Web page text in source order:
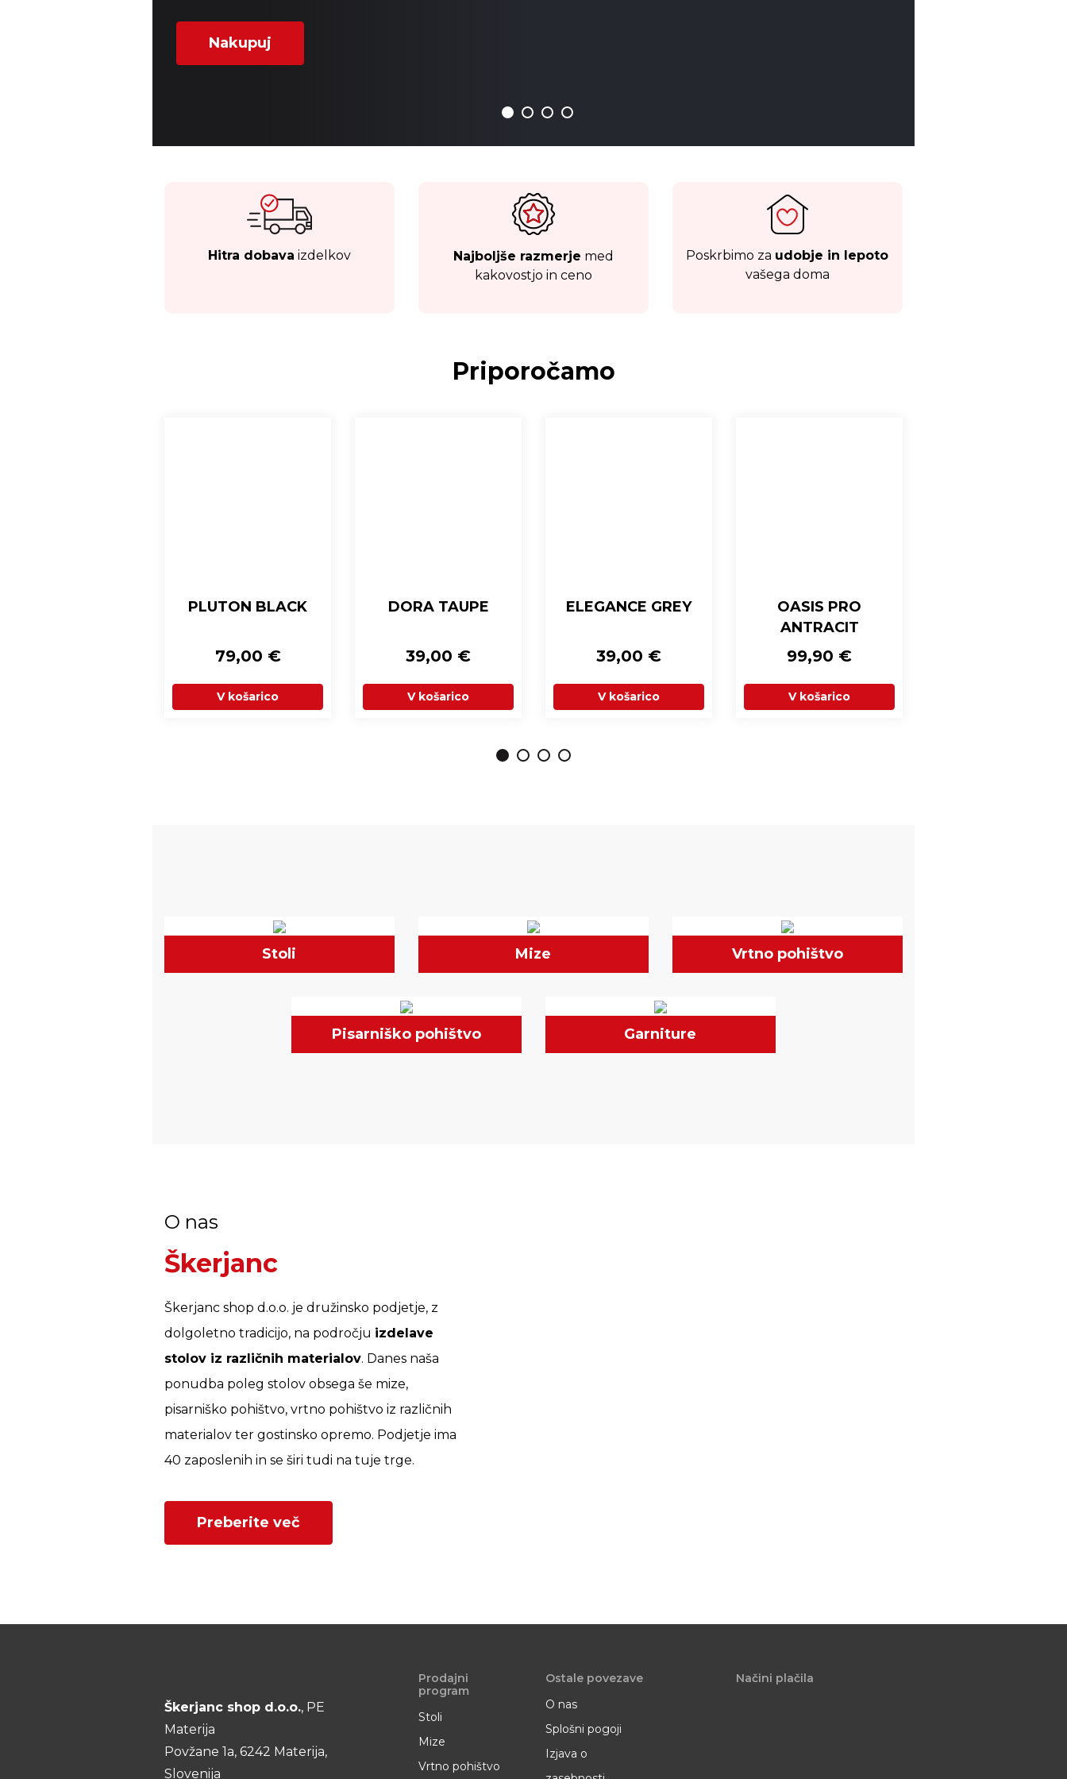
Nakupuj
Hitra dobava izdelkov Najboljše razmerje med
kakovostjo in ceno
Poskrbimo za udobje in lepoto
vašega doma
Priporočamo
PLUTON BLACK
79,00 €
V košarico
DORA TAUPE
39,00 €
V košarico
ELEGANCE GREY
39,00 €
V košarico
OASIS PRO
ANTRACIT
99,90 €
V košarico
Stoli Mize Vrtno pohištvo
Pisarniško pohištvo Garniture
O nas
Škerjanc
Škerjanc shop d.o.o. je družinsko podjetje, z
dolgoletno tradicijo, na področju izdelave
stolov iz različnih materialov. Danes naša
ponudba poleg stolov obsega še mize,
pisarniško pohištvo, vrtno pohištvo iz različnih
materialov ter gostinsko opremo. Podjetje ima
40 zaposlenih in se širi tudi na tuje trge.
Preberite več
Škerjanc shop d.o.o., PE
Materija
Povžane 1a, 6242 Materija,
Slovenija
Prodajni
program
Stoli
Mize
Vrtno pohištvo
Ostale povezave
O nas
Splošni pogoji
Izjava o
Načini plačila